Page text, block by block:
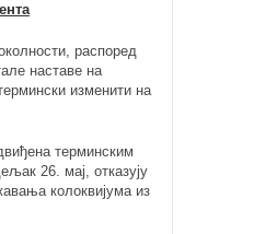
распоред
наставе на
изменити на
терминским
26. мај, отказују
колоквијума из